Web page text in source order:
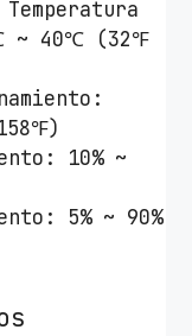
~ 40℃ (32℉
10% ~
5% ~ 90%